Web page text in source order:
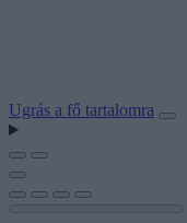
Ugrás a fő tartalomra